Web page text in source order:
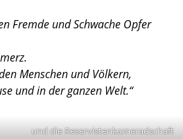
Fremde und Schwache Opfer
Menschen und Völkern,
und in der ganzen Welt.“
und die Reservistenkameradschaft